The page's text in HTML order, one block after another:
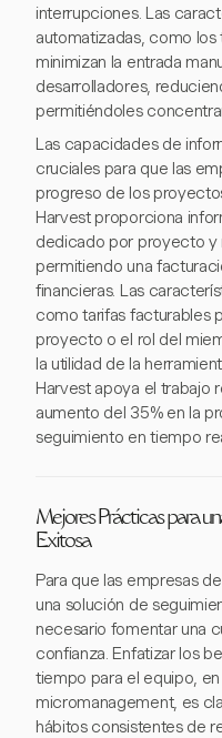
interrupciones. Las
automatizadas, como
minimizan la entrada
desarrolladores,
permitiéndoles
Las capacidades de
cruciales para que las
progreso de los
Harvest proporciona
dedicado por proyecto y
permitiendo una
financieras. Las
como tarifas facturables
proyecto o el rol del
la utilidad de la
Harvest apoya el trabajo
aumento del 35% en la
seguimiento en tiempo
Mejores Prácticas para
Exitosa
Para que las empresas
una solución de
necesario fomentar una
confianza. Enfatizar los
tiempo para el equipo,
micromanagement, es
hábitos consistentes de